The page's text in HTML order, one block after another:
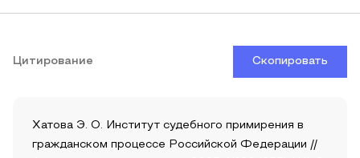
Цитирование Скопировать
Хатова Э. О. Институт судебного примирения в
гражданском процессе Российской Федерации //